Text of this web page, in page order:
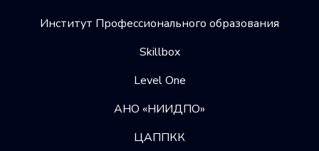
Институт Профессионального образования
Skillbox
Level One
АНО «НИИДПО»
ЦАППКК